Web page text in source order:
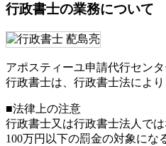
行政書士の業務について
アポスティーユ申請代行セン
行政書士は、行政書士法によ
■法律上の注意
行政書士又は行政書士法人で
100万円以下の罰金の対象にな